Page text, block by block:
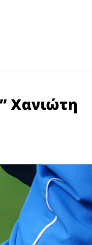
Χανιώτη